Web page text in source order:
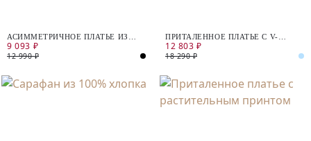
АСИММЕТРИЧНОЕ ПЛАТЬЕ ИЗ
МЕРЦАЮЩЕГО ТРИКОТАЖА
9 093 ₽
12 990 ₽
ПРИТАЛЕННОЕ ПЛАТЬЕ С V-
ОБРАЗНЫМ ВЫРЕЗОМ
12 803 ₽
18 290 ₽